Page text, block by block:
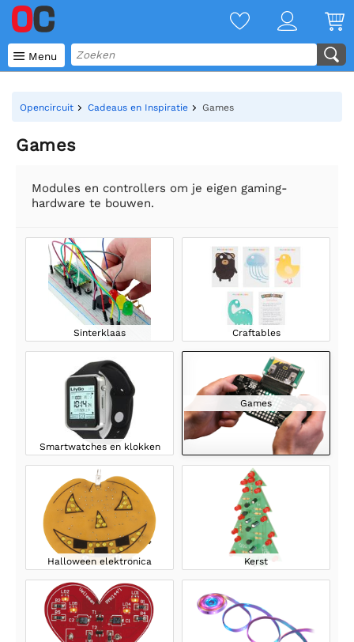
 Menu
Opencircuit Cadeaus en Inspiratie Games
Games
Modules en controllers om je eigen gaming-
hardware te bouwen.
Sinterklaas Craftables
Smartwatches en klokken
Games
Halloween elektronica Kerst